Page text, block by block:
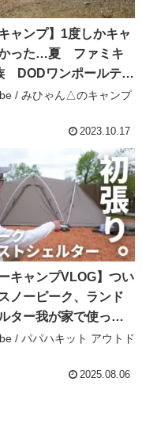
ャンプ】1度しかキャ
かった…夏 ファミキ
DODワンポールテン
NーBOXでキャン
/ みひゃん△のキャンプ
2023.10.17
キャンプVLOG】つい
ノーピーク、ランド
ター我が家で使った
。／アビルキャンプ
／LUMIX S5IIX – パパ
キット アウトドアVLOG
/ パパハキット アウトド
2025.08.06